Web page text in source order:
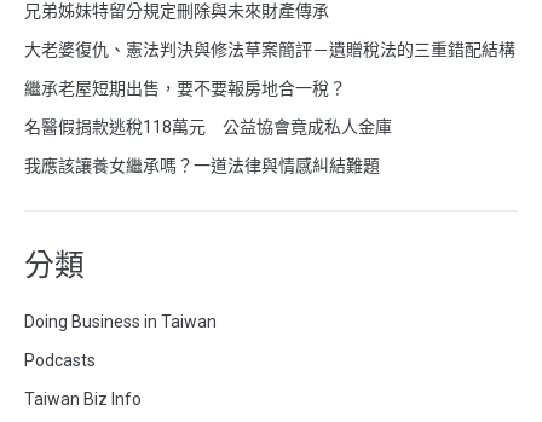
兄弟姊妹特留分規定刪除與未來財產傳承
大老婆復仇、憲法判決與修法草案簡評－遺贈稅法的三重錯配結構
繼承老屋短期出售，要不要報房地合一稅？
名醫假捐款逃稅118萬元 公益協會竟成私人金庫
我應該讓養女繼承嗎？一道法律與情感糾結難題
分類
Doing Business in Taiwan
Podcasts
Taiwan Biz Info